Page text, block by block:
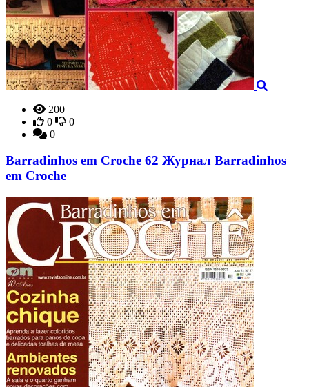
200
0
0
0
Barradinhos em Croche 62 Журнал Barradinhos
em Croche